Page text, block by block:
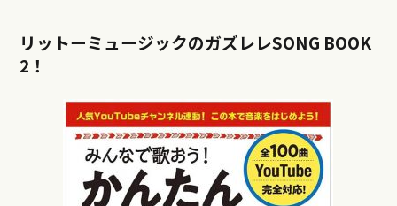
リットーミュージックのガズレレSONG BOOK
2！